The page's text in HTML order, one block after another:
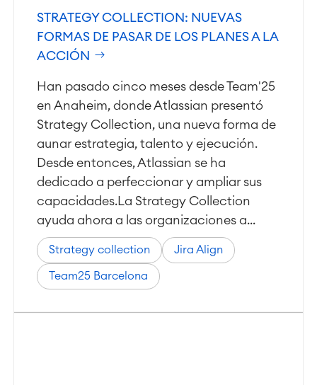
STRATEGY COLLECTION: NUEVAS
FORMAS DE PASAR DE LOS PLANES A LA
ACCIÓN
Han pasado cinco meses desde Team'25
en Anaheim, donde Atlassian presentó
Strategy Collection, una nueva forma de
aunar estrategia, talento y ejecución.
Desde entonces, Atlassian se ha
dedicado a perfeccionar y ampliar sus
capacidades.La Strategy Collection
ayuda ahora a las organizaciones a...
Strategy collection Jira Align
Team25 Barcelona